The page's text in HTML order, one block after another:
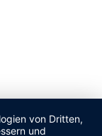
von Dritten,
und